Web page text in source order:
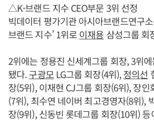
△K-브랜드 지수 CEO부문 3위 선정
빅데이터 평가기관 아시아브랜드연구
브랜드 지수’ 1위로이재용 삼성그룹 회
2위에는 정용진 신세계그룹 회장, 3위
됐다.구광모LG그룹 회장(4위),정의선
장(5위), 이재현 CJ그룹 회장(6위), 장
(7위), 최수연 네이버 최고경영자(8위),
장(9위), 신동빈 롯데그룹 회장(10위)